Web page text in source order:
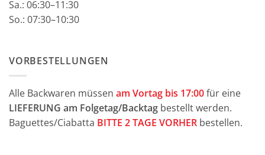
Sa.: 06:30–11:30
So.: 07:30–10:30
VORBESTELLUNGEN
Alle Backwaren müssen am Vortag bis 17:00für eine
LIEFERUNG am Folgetag/Backtag bestellt werden.
Baguettes/Ciabatta BITTE 2 TAGE VORHER bestellen.